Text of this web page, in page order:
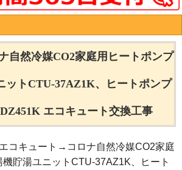
自然冷媒CO2家庭用ヒートポンプ
ットCTU-37AZ1K、ヒートポンプ
エコキュート交換工事
コキュート→コロナ自然冷媒CO2家庭
貯湯ユニットCTU-37AZ1K、ヒート